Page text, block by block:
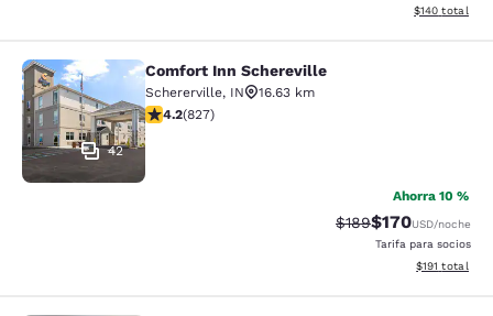
Ver detalles
$140 total
Comfort Inn Schereville
42
Comfort Inn Schereville
Schererville, IN
16.63 km
calificación de 4.18 estrellas. Muy bueno. 827 reseñas
4.2(827)
Ahorra 10 %
Precio tachado:
$189Precio con
$170USD/noche
Tarifa para socios
Ver detalles
$191 total